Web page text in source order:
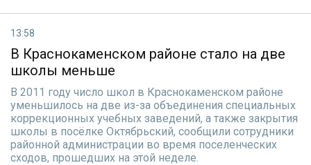
13:58
В Краснокаменском районе стало на две
школы меньше
В 2011 году число школ в Краснокаменском районе
уменьшилось на две из-за объединения специальных
коррекционных учебных заведений, а также закрытия
школы в посёлке Октябрьский, сообщили сотрудники
районной администрации во время поселенческих
сходов, прошедших на этой неделе.